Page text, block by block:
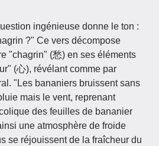
ingénieuse donne le ton :
?" Ce vers décompose
"chagrin" (愁) en ses éléments
(心), révélant comme par
"Les bananiers bruissent sans
mais le vent, reprenant
des feuilles de bananier
une atmosphère de froide
se réjouissent de la fraîcheur du